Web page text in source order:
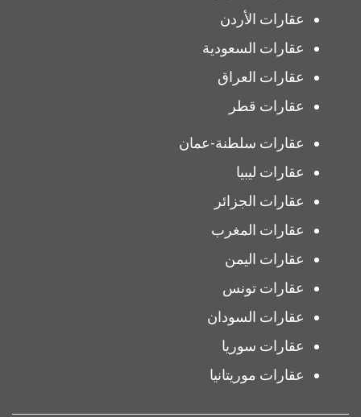
عقارات الأردن
عقارات السعودية
عقارات العراق
عقارات قطر
عقارات سلطنة-عمان
عقارات ليبيا
عقارات الجزائر
عقارات المغرب
عقارات اليمن
عقارات تونس
عقارات السودان
عقارات سوريا
عقارات موريتانيا